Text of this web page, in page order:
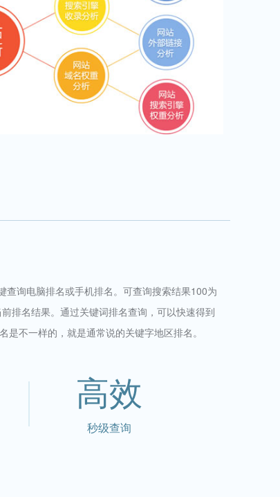
询电脑排名或手机排名。可查询搜索结果100为
排名结果。通过关键词排名查询，可以快速得到
不一样的，就是通常说的关键字地区排名。
高效
秒级查询